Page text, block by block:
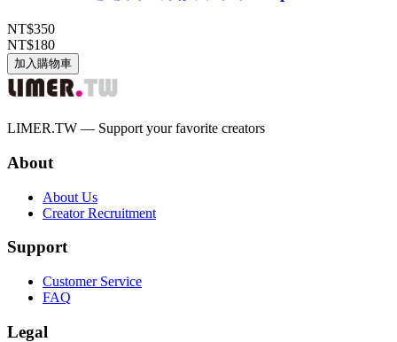
NT$350
NT$180
加入購物車
LIMER.TW — Support your favorite creators
About
About Us
Creator Recruitment
Support
Customer Service
FAQ
Legal